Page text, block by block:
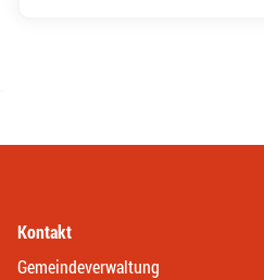
Kontakt
Gemeindeverwaltung